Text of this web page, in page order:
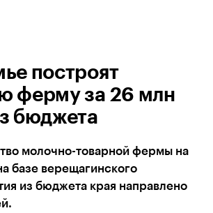
построят
ферму за 26 млн
бюджета
молочно-товарной фермы на
базе верещагинского
из бюджета края направлено